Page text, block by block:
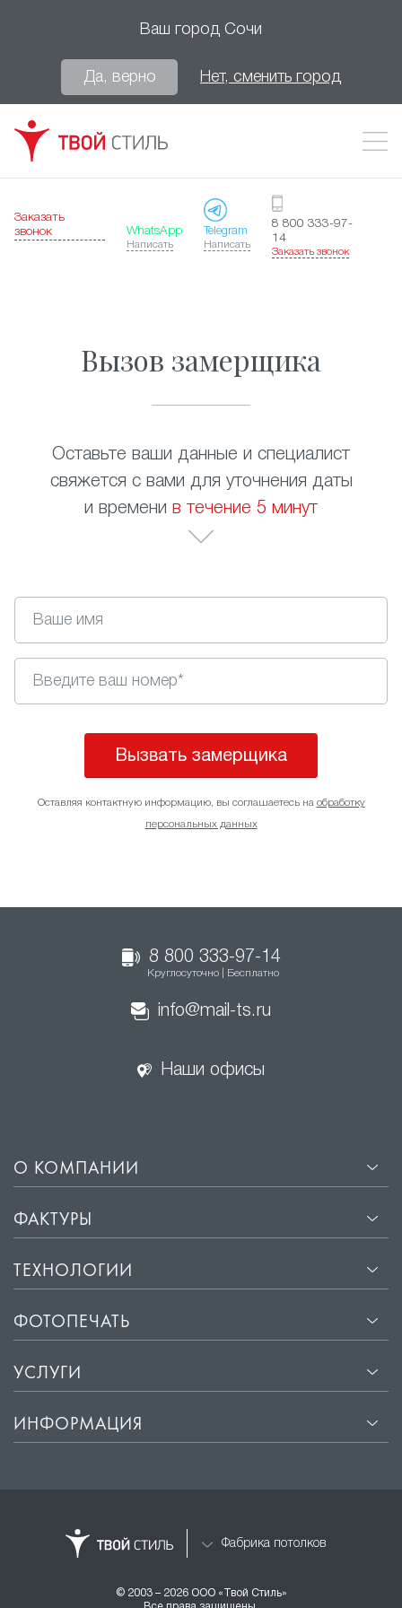
Ваш город Сочи
Да, верно Нет, сменить город
Заказать
звонок
WhatsApp
Написать
Telegram
Написать
8 800 333-97-
14
Заказать звонок
Вызов замерщика
Оставьте ваши данные и специалист
свяжется с вами для уточнения даты
и времени в течение 5 минут
Вызвать замерщика
Оставляя контактную информацию, вы соглашаетесь на обработку
персональных данных
8 800 333-97-14
Круглосуточно | Бесплатно
info@mail-ts.ru
Наши офисы
О КОМПАНИИ
ФАКТУРЫ
ТЕХНОЛОГИИ
ФОТОПЕЧАТЬ
УСЛУГИ
ИНФОРМАЦИЯ
Фабрика потолков
© 2003 – 2026 ООО «Твой Стиль»